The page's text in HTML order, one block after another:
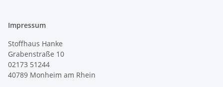
Impressum
Stoffhaus Hanke
Grabenstraße 10
02173 51244
40789 Monheim am Rhein